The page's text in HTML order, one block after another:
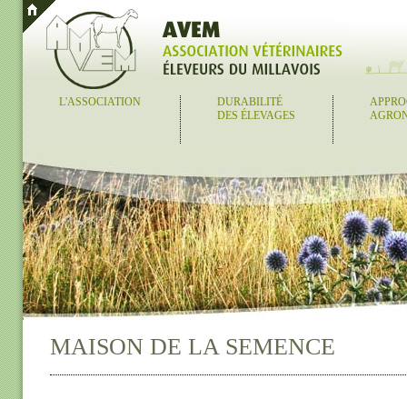
L'ASSOCIATION
DURABILITÉ
DES ÉLEVAGES
MAISON DE LA SEMENCE